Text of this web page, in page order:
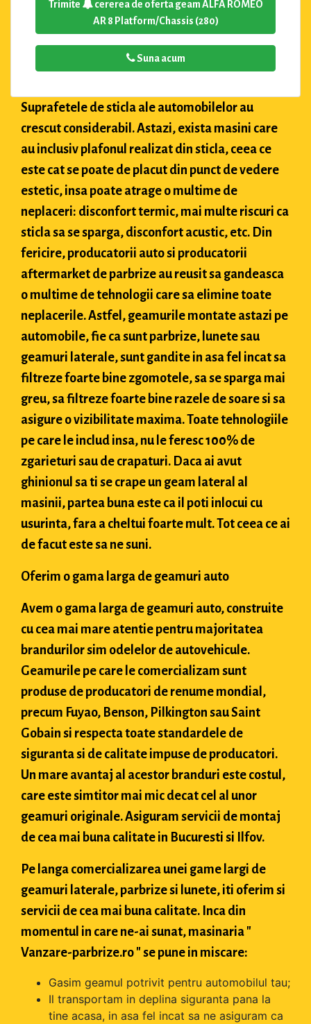
Trimite
cererea de oferta geam ALFA ROMEO
AR 8 Platform/Chassis (280)
Suna acum
Suprafetele de sticla ale automobilelor au
crescut considerabil. Astazi, exista masini care
au inclusiv plafonul realizat din sticla, ceea ce
este cat se poate de placut din punct de vedere
estetic, insa poate atrage o multime de
neplaceri: disconfort termic, mai multe riscuri ca
sticla sa se sparga, disconfort acustic, etc. Din
fericire, producatorii auto si producatorii
aftermarket de parbrize au reusit sa gandeasca
o multime de tehnologii care sa elimine toate
neplacerile. Astfel, geamurile montate astazi pe
automobile, fie ca sunt parbrize, lunete sau
geamuri laterale, sunt gandite in asa fel incat sa
filtreze foarte bine zgomotele, sa se sparga mai
greu, sa filtreze foarte bine razele de soare si sa
asigure o vizibilitate maxima. Toate tehnologiile
pe care le includ insa, nu le feresc 100% de
zgarieturi sau de crapaturi. Daca ai avut
ghinionul sa ti se crape un geam lateral al
masinii, partea buna este ca il poti inlocui cu
usurinta, fara a cheltui foarte mult. Tot ceea ce ai
de facut este sa ne suni.
Oferim o gama larga de geamuri auto
Avem o gama larga de geamuri auto, construite
cu cea mai mare atentie pentru majoritatea
brandurilor sim odelelor de autovehicule.
Geamurile pe care le comercializam sunt
produse de producatori de renume mondial,
precum Fuyao, Benson, Pilkington sau Saint
Gobain si respecta toate standardele de
siguranta si de calitate impuse de producatori.
Un mare avantaj al acestor branduri este costul,
care este simtitor mai mic decat cel al unor
geamuri originale. Asiguram servicii de montaj
de cea mai buna calitate in Bucuresti si Ilfov.
Pe langa comercializarea unei game largi de
geamuri laterale, parbrize si lunete, iti oferim si
servicii de cea mai buna calitate. Inca din
momentul in care ne-ai sunat, masinaria "
Vanzare-parbrize.ro " se pune in miscare:
Gasim geamul potrivit pentru automobilul tau;
Il transportam in deplina siguranta pana la
tine acasa, in asa fel incat sa ne asiguram ca